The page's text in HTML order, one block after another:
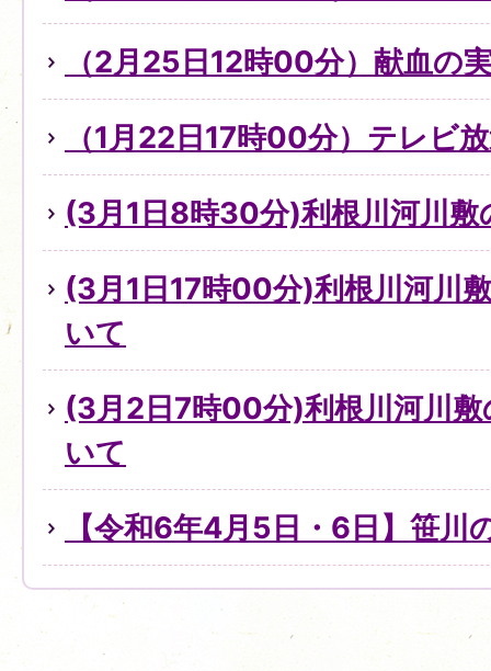
（2月25日12時00分）献血の
（1月22日17時00分）テレビ
(3月1日8時30分)利根川河川敷
(3月1日17時00分)利根川河川
いて
(3月2日7時00分)利根川河川
いて
【令和6年4月5日・6日】笹川